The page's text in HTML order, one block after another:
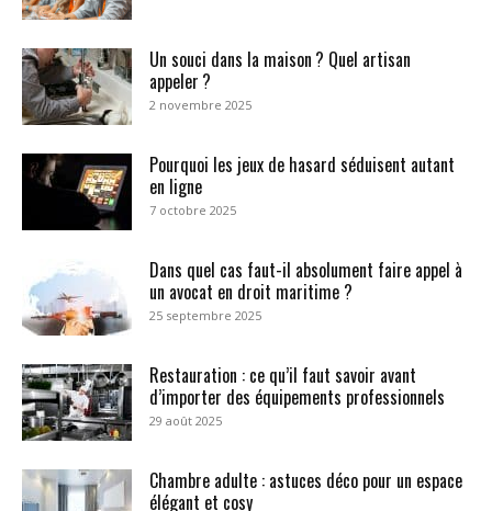
Un souci dans la maison ? Quel artisan
appeler ?
2 novembre 2025
Pourquoi les jeux de hasard séduisent autant
en ligne
7 octobre 2025
Dans quel cas faut-il absolument faire appel à
un avocat en droit maritime ?
25 septembre 2025
Restauration : ce qu’il faut savoir avant
d’importer des équipements professionnels
29 août 2025
Chambre adulte : astuces déco pour un espace
élégant et cosy